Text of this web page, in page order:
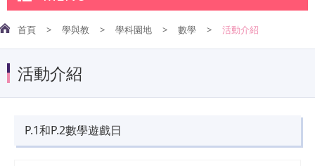
首頁 > 學與教 > 學科園地 > 數學 > 活動介紹
活動介紹
P.1和P.2數學遊戲日